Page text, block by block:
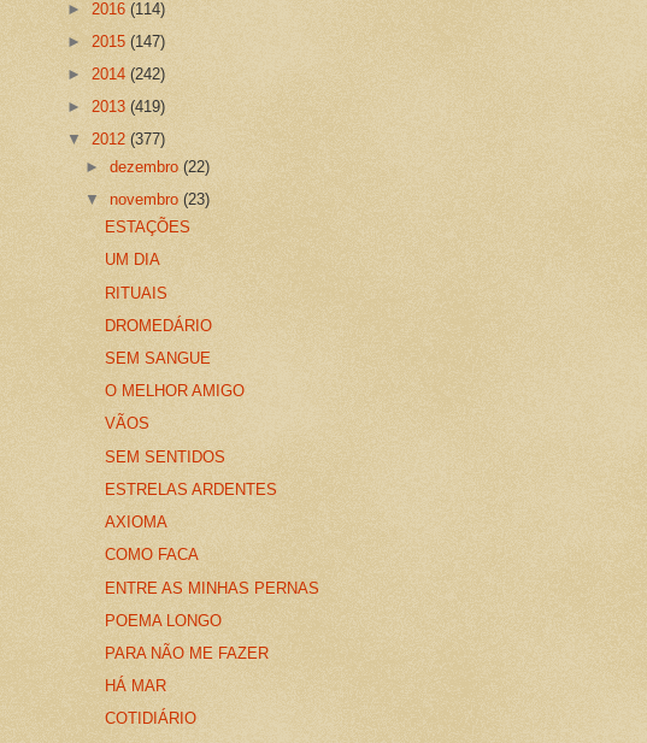
► 2016 (114)
► 2015 (147)
► 2014 (242)
► 2013 (419)
▼ 2012 (377)
►dezembro(22)
▼novembro(23)
ESTAÇÕES
UM DIA
RITUAIS
DROMEDÁRIO
SEM SANGUE
O MELHOR AMIGO
VÃOS
SEM SENTIDOS
ESTRELAS ARDENTES
AXIOMA
COMO FACA
ENTRE AS MINHAS PERNAS
POEMA LONGO
PARA NÃO ME FAZER
HÁ MAR
COTIDIÁRIO